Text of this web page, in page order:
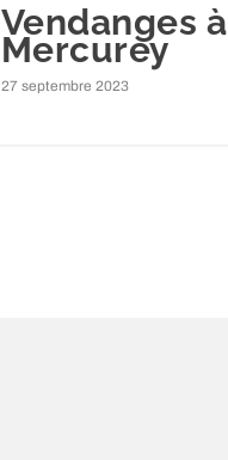
Vendanges à
Mercurey
27 septembre 2023